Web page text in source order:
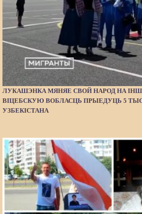
ЛУКАШЭНКА МЯНЯЕ СВОЙ НАРОД НА
ВІЦЕБСКУЮ ВОБЛАСЦЬ ПРЫЕДУЦЬ 5
УЗБЕКІСТАНА